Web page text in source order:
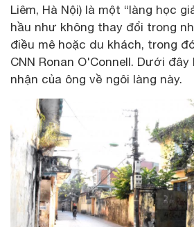
Liêm, Hà Nội) là một “làng học
hầu như không thay đổi trong
điều mê hoặc du khách, trong
CNN Ronan O'Connell. Dưới
nhận của ông về ngôi làng này.